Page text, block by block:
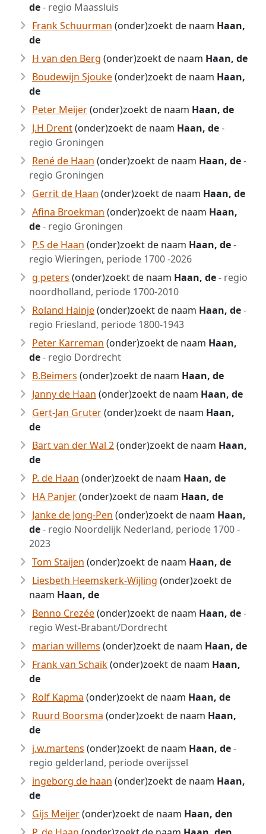
de- regio Maassluis
Frank Schuurman (onder)zoekt de naam Haan,
de
H van den Berg (onder)zoekt de naam Haan, de
Boudewijn Sjouke(onder)zoekt de naam Haan,
de
Peter Meijer(onder)zoekt de naam Haan, de
J.H Drent(onder)zoekt de naam Haan, de-
regio Groningen
René de Haan (onder)zoekt de naam Haan, de-
regio Groningen
Gerrit de Haan (onder)zoekt de naam Haan, de
Afina Broekman (onder)zoekt de naam Haan,
de- regio Groningen
P.S de Haan (onder)zoekt de naam Haan, de-
regio Wieringen, periode 1700 -2026
g peters (onder)zoekt de naam Haan, de- regio
noordholland, periode 1700-2010
Roland Hainje(onder)zoekt de naam Haan, de-
regio Friesland, periode 1800-1943
Peter Karreman (onder)zoekt de naam Haan,
de- regio Dordrecht
B.Beimers (onder)zoekt de naam Haan, de
Janny de Haan (onder)zoekt de naam Haan, de
Gert-Jan Gruter(onder)zoekt de naam Haan,
de
Bart van der Wal 2(onder)zoekt de naam Haan,
de
P. de Haan (onder)zoekt de naam Haan, de
HA Panjer(onder)zoekt de naam Haan, de
Janke de Jong-Pen (onder)zoekt de naam Haan,
de- regio Noordelijk Nederland, periode 1700 -
2023
Tom Staijen (onder)zoekt de naam Haan, de
Liesbeth Heemskerk-Wijling (onder)zoekt de
naam Haan, de
Benno Crezée(onder)zoekt de naam Haan, de-
regio West-Brabant/Dordrecht
marian willems (onder)zoekt de naam Haan, de
Frank van Schaik(onder)zoekt de naam Haan,
de
Rolf Kapma (onder)zoekt de naam Haan, de
Ruurd Boorsma (onder)zoekt de naam Haan,
de
j.w.martens (onder)zoekt de naam Haan, de-
regio gelderland, periode overijssel
ingeborg de haan (onder)zoekt de naam Haan,
de
Gijs Meijer(onder)zoekt de naam Haan, den